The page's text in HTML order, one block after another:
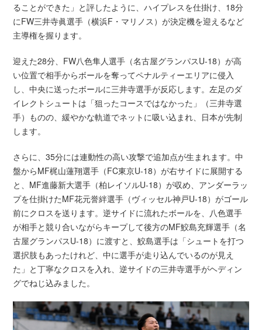
ることができた」と評したように、ハイプレスを仕掛け、18分
にFW三井寺眞選手（横浜F・マリノス）が決定機を迎えるなど
主導権を握ります。
迎えた28分、FW八色隼人選手（名古屋グランパスU-18）が高
い位置で相手からボールを奪ってペナルティーエリアに侵入
し、中央に送ったボールに三井寺選手が反応します。左足のダ
イレクトシュートは「狙ったコースではなかった」（三井寺選
手）ものの、緩やかな軌道でネットに吸い込まれ、日本が先制
します。
さらに、35分には連動性の高い攻撃で追加点が生まれます。中
盤からMF梶山蓮翔選手（FC東京U-18）が右サイドに展開する
と、MF進藤新大選手（柏レイソルU-18）が収め、アンダーラッ
プを仕掛けたMF花元誉絆選手（ヴィッセル神戸U-18）がゴール
前にクロスを送ります。逆サイドに流れたボールを、八色選手
が相手と競り合いながらキープして後方のMF鮫島充輝選手（名
古屋グランパスU-18）に渡すと、鮫島選手は「シュートを打つ
選択肢もあったけれど、中に選手が走り込んでいるのが見え
た」と丁寧なクロスを入れ、逆サイドの三井寺選手がヘディン
グでねじ込みました。